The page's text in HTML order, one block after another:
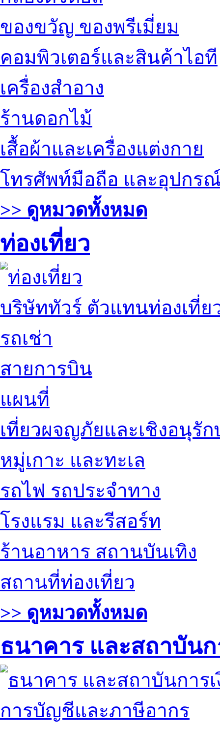
ของขวัญ ของพรีเมี่ยม
คอมพิวเตอร์และสินค้าไอที
เครื่องสำอาง
ร้านดอกไม้
เสื้อผ้าและเครื่องแต่งกาย
โทรศัพท์มือถือ และอุปกร
>> ดูหมวดทั้งหมด
ท่องเที่ยว
บริษัททัวร์ ตัวแทนท่องเที่ย
รถเช่า
สายการบิน
แผนที่
เที่ยวผจญภัยและเชิงอนุรัก
หมู่เกาะ และทะเล
รถไฟ รถประจำทาง
โรงแรม และรีสอร์ท
ร้านอาหาร สถานบันเทิง
สถานที่ท่องเที่ยว
>> ดูหมวดทั้งหมด
ธนาคาร และสถาบันก
การบัญชีและภาษีอากร